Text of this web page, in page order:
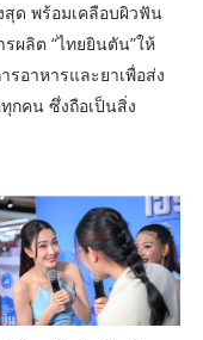
ด พร้อมเคลือบผิวฟัน
ผลิต “ไทยยินตัน”ให้
อาหารและยาเพื่อส่ง
กคน ซึ่งถือเป็นสิ่ง